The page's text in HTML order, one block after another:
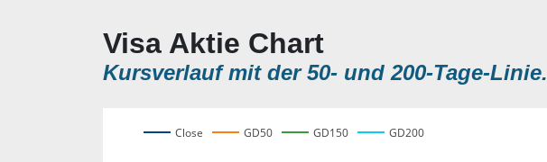
Visa Aktie Chart
Kursverlauf mit der 50- und 200-Tage-Linie.
Close GD50 GD150 GD200